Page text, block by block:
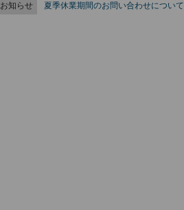
お知らせ 夏季休業期間のお問い合わせについて